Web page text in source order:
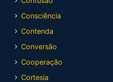
Consciência
Contenda
Conversão
Cooperação
Cortesia